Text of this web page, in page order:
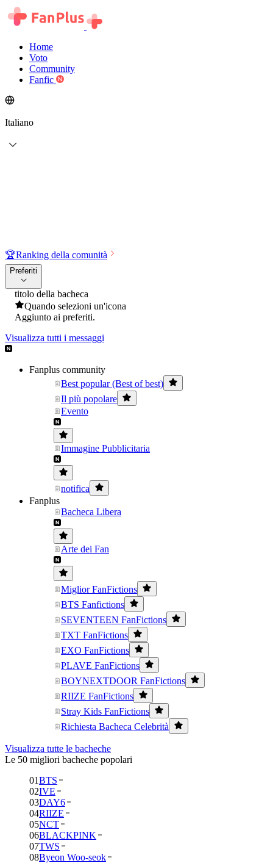
Home
Voto
Community
Fanfic
Italiano
🏆Ranking della comunità
Preferiti
titolo della bacheca
Quando selezioni un'icona
Aggiunto ai preferiti.
Visualizza tutti i messaggi
Fanplus community
Best popular (Best of best)
Il più popolare
Evento
Immagine Pubblicitaria
notifica
Fanplus
Bacheca Libera
Arte dei Fan
Miglior FanFictions
BTS Fanfictions
SEVENTEEN FanFictions
TXT FanFictions
EXO FanFictions
PLAVE FanFictions
BOYNEXTDOOR FanFictions
RIIZE FanFictions
Stray Kids FanFictions
Richiesta Bacheca Celebrità
Visualizza tutte le bacheche
Le 50 migliori bacheche popolari
01BTS
02IVE
03DAY6
04RIIZE
05NCT
06BLACKPINK
07TWS
08Byeon Woo-seok